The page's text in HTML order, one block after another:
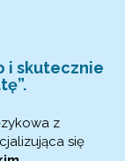
i skutecznie
z
się